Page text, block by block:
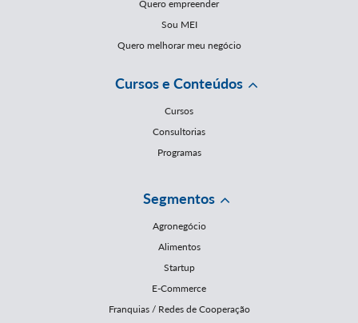
Quero empreender
Sou MEI
Quero melhorar meu negócio
Cursos e Conteúdos
Cursos
Consultorias
Programas
Segmentos
Agronegócio
Alimentos
Startup
E-Commerce
Franquias / Redes de Cooperação